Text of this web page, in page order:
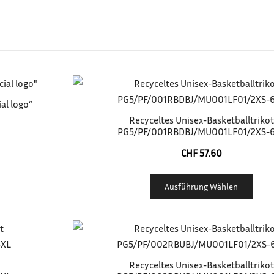
logo“
Recyceltes Unisex-Basketballtrikot
PG5/PF/001RBDBJ/MU001LF01/2XS-
CHF57.60
Ausführung Wählen
Recyceltes Unisex-Basketballtrikot